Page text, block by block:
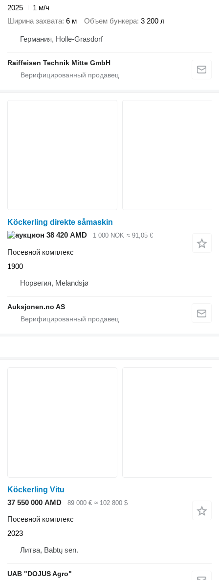
2025
1 м/ч
Ширина захвата 6 м Объем бункера 3 200 л
Германия, Holle-Grasdorf
Raiffeisen Technik Mitte GmbH
Köckerling direkte såmaskin
38 420 AMD
1 000 NOK ≈ 91,05 €
Посевной комплекс
1900
Норвегия, Melandsjø
Auksjonen.no AS
Köckerling Vitu
37 550 000 AMD
89 000 € ≈ 102 800 $
Посевной комплекс
2023
Литва, Babtų sen.
UAB "DOJUS Agro"